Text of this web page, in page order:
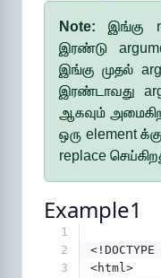
Note: இங்கு
இரண்டு
இங்கு முதல்
இரண்டாவது
ஆகவும்
ஒரு element
replace
Example1
1
2
3
<html>